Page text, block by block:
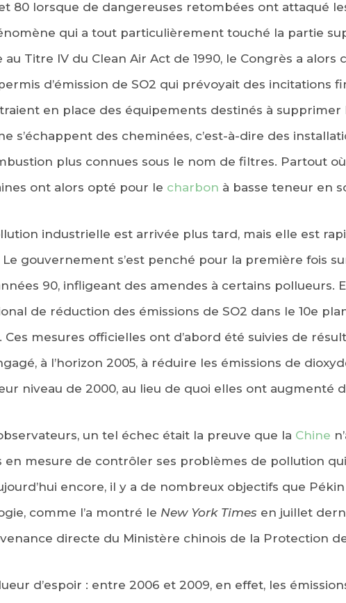
80 lorsque de dangereuses retombées ont attaqué
qui a tout particulièrement touché la partie
au Titre IV du Clean Air Act de 1990, le Congrès a alors
d’émission de SO2 qui prévoyait des incitations
en place des équipements destinés à supprimer
s’échappent des cheminées, c’est-à-dire des
plus connues sous le nom de filtres. Partout où
ont alors opté pour le charbon à basse teneur en
industrielle est arrivée plus tard, mais elle est
gouvernement s’est penché pour la première fois
90, infligeant des amendes à certains pollueurs.
de réduction des émissions de SO2 dans le 10e
Ces mesures officielles ont d’abord été suivies de
à l’horizon 2005, à réduire les émissions de
niveau de 2000, au lieu de quoi elles ont augmenté
un tel échec était la preuve que la Chine
en mesure de contrôler ses problèmes de pollution
encore, il y a de nombreux objectifs que
comme l’a montré le New York Times en juillet
directe du Ministère chinois de la Protection
d’espoir : entre 2006 et 2009, en effet, les